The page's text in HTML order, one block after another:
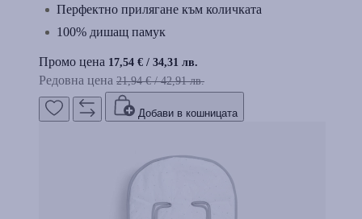
Перфектно прилягане към количката
100% дишащ памук
Промо цена 17,54 € / 34,31 лв.
Редовна цена 21,94 €/42,91 лв.
Добави в кошницата